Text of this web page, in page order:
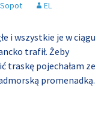
Sopot EL
i wszystkie je w ciągu
trafił. Żeby
traskę pojechałam ze
promenadką.